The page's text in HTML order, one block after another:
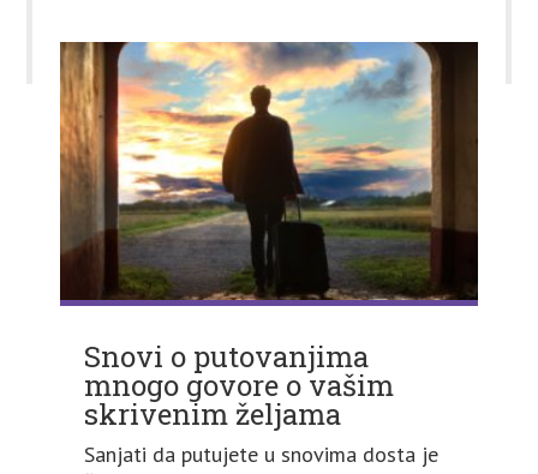
Snovi o putovanjima
mnogo govore o vašim
skrivenim željama
Sanjati da putujete u snovima dosta je